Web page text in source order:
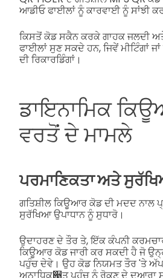
ਆਡੀਓ ਫਾਈਲਾਂ ਨੂੰ ਕਾਰਵਾਈ ਨੂੰ ਸਾਂਝੀ
ਕਿਸਤੋਂ ਕੋਡ ਸਕੈਨ ਕਰਕੇ ਗਾਹਕ ਜਲਦੀ
ਫਾਈਲਾਂ ਸੁਣ ਸਕਦੇ ਹਨ, ਜਿਵੇਂ ਮੀਟਿੰਗਾਂ
ਦੀ ਰਿਕਾਰਡਿੰਗਾਂ।
ਡਾਇਨਾਮਿਕ
ਵਰਤੋਂ ਦੇ ਮਾਮਲੇ
ਪਰਮਾਣਿਕਤਾ ਅਤੇ
ਗਤਿਸ਼ੀਲ ਕਿਊਆਰ ਕੋਡ ਦੀ ਮਦਦ ਨਾਲ
ਸੁਰੱਖਿਆ ਉਪਾਧਾਨ ਨੂੰ ਸੁਧਾਰੋ।
ਉਦਾਹਰਣ ਦੇ ਤੌਰ ਤੇ, ਇੱਕ ਕੰਪਨੀ
ਕਿਊਆਰ ਕੋਡ ਜਾਰੀ ਕਰ ਸਕਦੀ ਹੈ ਜੋ
ਪਹੁੰਚ ਦੇਵੇ। ਉਹ ਕੋਡ ਨਿਯਮਤ ਤੌਰ 'ਤੇ
ਅਨਾਧਿਕ੃ਤ ਪਹੁੰਚ ਨੂੰ ਰੋਕਣ ਦੇ ਦੁਆਰਾ